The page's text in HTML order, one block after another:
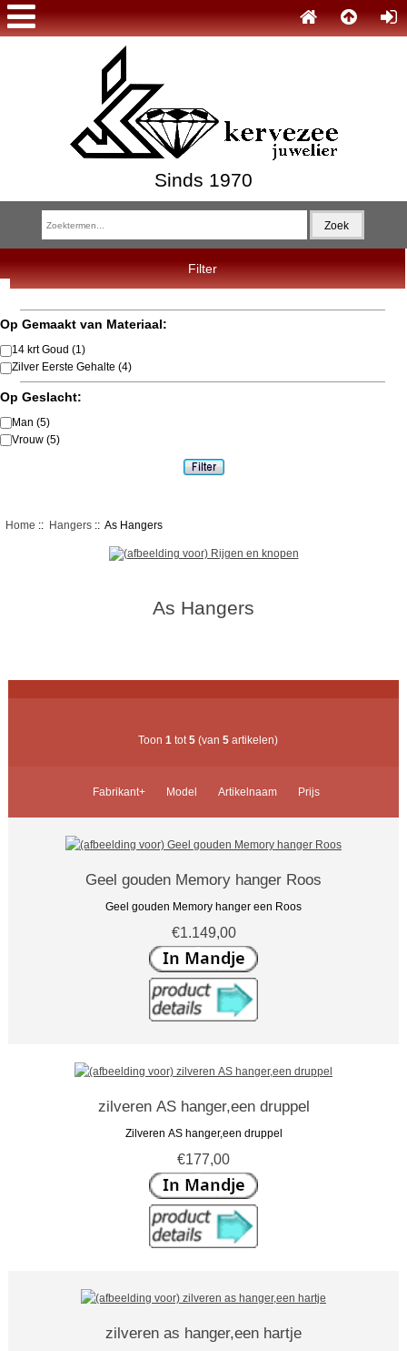
Sinds 1970
Filter
Op Gemaakt van Materiaal:
14 krt Goud (1)
Zilver Eerste Gehalte (4)
Op Geslacht:
Man (5)
Vrouw (5)
Home :: Hangers:: As Hangers
As Hangers
Toon 1 tot 5 (van 5 artikelen)
Fabrikant+ Model Artikelnaam Prijs
Geel gouden Memory hanger Roos
Geel gouden Memory hanger een Roos
€1.149,00
zilveren AS hanger,een druppel
Zilveren AS hanger,een druppel
€177,00
zilveren as hanger,een hartje